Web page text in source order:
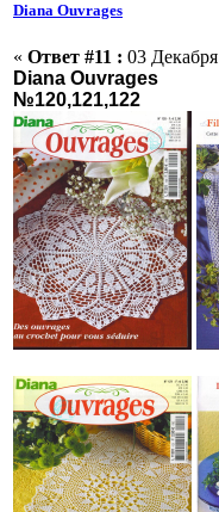
Diana Ouvrages
« Ответ #11 : 03
Diana Ouvrages
№120,121,122